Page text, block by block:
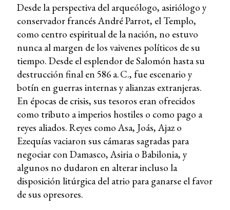
Desde la perspectiva del arqueólogo, asiriólogo y
conservador francés André Parrot, el Templo,
como centro espiritual de la nación, no estuvo
nunca al margen de los vaivenes políticos de su
tiempo. Desde el esplendor de Salomón hasta su
destrucción final en 586 a. C., fue escenario y
botín en guerras internas y alianzas extranjeras.
En épocas de crisis, sus tesoros eran ofrecidos
como tributo a imperios hostiles o como pago a
reyes aliados. Reyes como Asa, Joás, Ajaz o
Ezequías vaciaron sus cámaras sagradas para
negociar con Damasco, Asiria o Babilonia, y
algunos no dudaron en alterar incluso la
disposición litúrgica del atrio para ganarse el favor
de sus opresores.